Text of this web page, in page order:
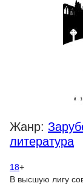
Жанр:
литература
18+
В высшую лигу